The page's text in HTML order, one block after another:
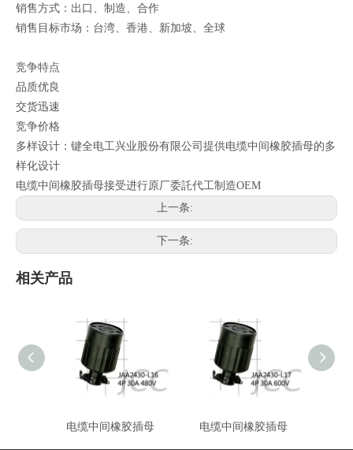
销售方式：出口、制造、合作
销售目标市场：台湾、香港、新加坡、全球
竞争特点
品质优良
交货迅速
竞争价格
多样设计：键全电工兴业股份有限公司提供电缆中间橡胶插母的多
样化设计
电缆中间橡胶插母接受进行原厂委託代工制造OEM
上一条:
下一条:
相关产品
电缆中间橡胶插母 电缆中间橡胶插母